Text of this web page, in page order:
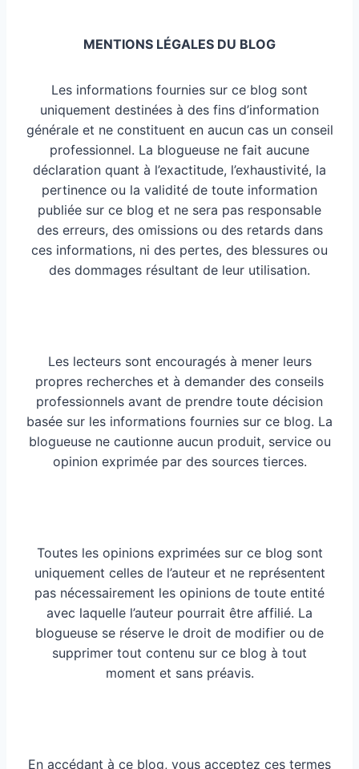
MENTIONS LÉGALES DU BLOG
Les informations fournies sur ce blog sont
uniquement destinées à des fins d’information
générale et ne constituent en aucun cas un conseil
professionnel. La blogueuse ne fait aucune
déclaration quant à l’exactitude, l’exhaustivité, la
pertinence ou la validité de toute information
publiée sur ce blog et ne sera pas responsable
des erreurs, des omissions ou des retards dans
ces informations, ni des pertes, des blessures ou
des dommages résultant de leur utilisation.
Les lecteurs sont encouragés à mener leurs
propres recherches et à demander des conseils
professionnels avant de prendre toute décision
basée sur les informations fournies sur ce blog. La
blogueuse ne cautionne aucun produit, service ou
opinion exprimée par des sources tierces.
Toutes les opinions exprimées sur ce blog sont
uniquement celles de l’auteur et ne représentent
pas nécessairement les opinions de toute entité
avec laquelle l’auteur pourrait être affilié. La
blogueuse se réserve le droit de modifier ou de
supprimer tout contenu sur ce blog à tout
moment et sans préavis.
En accédant à ce blog, vous acceptez ces termes